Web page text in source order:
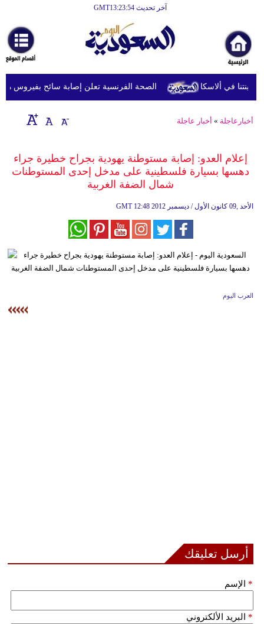
آخر تحديث GMT13:23:54
أخبارعاجلة
رياضة
ثقافة
إقتصاد
وموسيقى
سياحة
وسفر
الصحة الفرنسية تعلن إصابة سائح بفيروس هانتا
أخبارعاجلة » أخبار عاجلة
إعلام العدو: إصابة مستوطنة يهودية بجراح خطيرة جراء
دهسها بسيارة فلسطينية على مدخل إحدى المستوطنات
شمال الضفة الغربية
GMT 12:48 2012 الأحد ,09 كانون الأول / ديسمبر
العرب اليوم
أرسل تعليقك
الإسم *
البريد الألكتروني *